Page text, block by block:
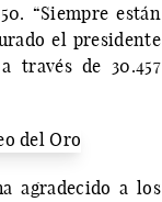
“Siempre están
el presidente
través de 30.457
agradecido a los